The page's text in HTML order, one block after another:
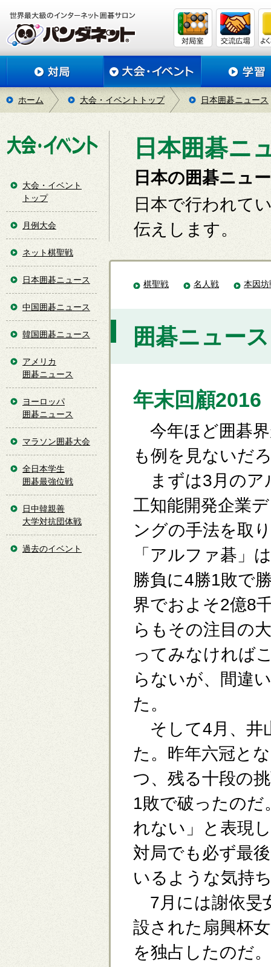
ホーム 大会・イベントトップ 日本囲碁ニュース
日本囲碁ニ
日本の囲碁ニュ
日本で行われて
伝えします。
棋聖戦 名人戦 本因坊
囲碁ニュー
年末回顧2016
今年ほど囲碁
も例を見ないだ
まずは3月のア
工知能開発企業
ングの手法を取
「アルファ碁」
勝負に4勝1敗で
界でおよそ2億8
らもその注目の
ってみなければ
らないが、間違
た。
そして4月、井
た。昨年六冠と
つ、残る十段の
1敗で破ったのだ
れない」と表現
対局でも必ず最
いるような気持
7月には謝依旻
設された扇興杯
を独占したのだ
大会・イベント
トップ
月例大会
ネット棋聖戦
日本囲碁ニュース
中国囲碁ニュース
韓国囲碁ニュース
アメリカ
囲碁ニュース
ヨーロッパ
囲碁ニュース
マラソン囲碁大会
全日本学生
囲碁最強位戦
日中韓親善
大学対抗団体戦
過去のイベント